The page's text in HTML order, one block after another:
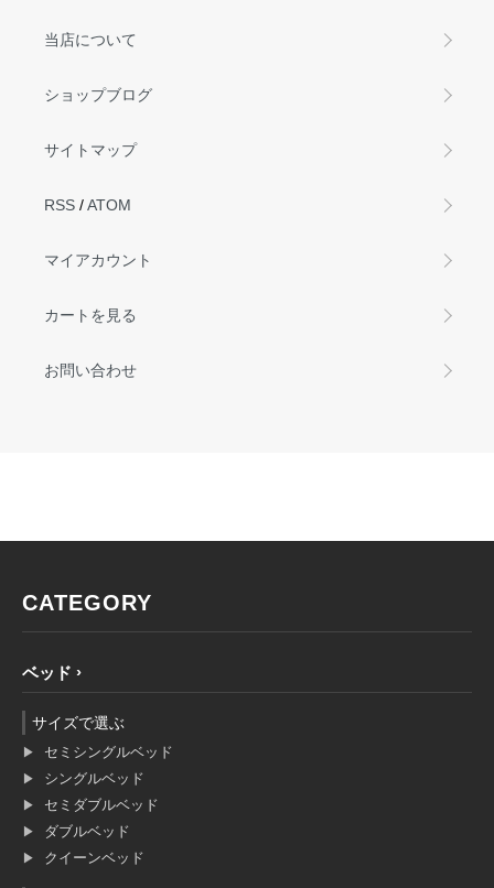
当店について
ショップブログ
サイトマップ
RSS /ATOM
マイアカウント
カートを見る
お問い合わせ
CATEGORY
ベッド
サイズで選ぶ
セミシングルベッド
シングルベッド
セミダブルベッド
ダブルベッド
クイーンベッド